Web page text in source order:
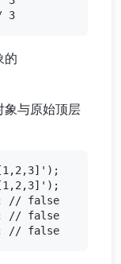
的
象与原始顶层
// false
// false